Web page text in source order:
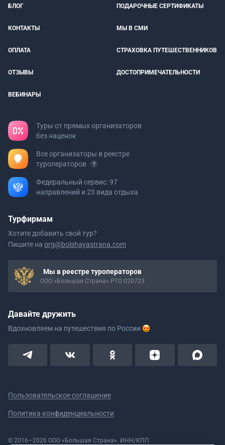
БЛОГ ПОДАРОЧНЫЕ СЕРТИФИКАТЫ
КОНТАКТЫ МЫ В СМИ
ОПЛАТА СТРАХОВКА ПУТЕШЕСТВЕННИКОВ
ОТЗЫВЫ ДОСТОПРИМЕЧАТЕЛЬНОСТИ
ВЕБИНАРЫ
Туры от прямых организаторов
без наценок
Все организаторы в реестре
туроператоров
Федеральный сервис: 97
направлений и 23 вида отдыха
Турфирмам
Хотите добавить свой тур?
Пишите на org@bolshayastrana.com
Мы в реестре туроператоров
ООО «Большая Страна» РТО 020723
Давайте дружить
Вдохновляем на путешествия по России
Пользовательское соглашение
Политика конфиденциальности
© 2016—2026 ООО «Большая Страна». ИНН/КПП